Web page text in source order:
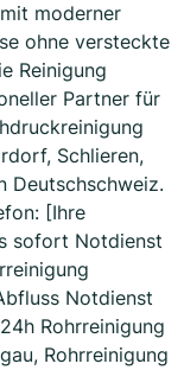
moderner
ohne versteckte
Reinigung
Partner für
Schlieren,
Deutschschweiz.
[Ihre
sofort Notdienst
Notdienst
Rohrreinigung
Rohrreinigung